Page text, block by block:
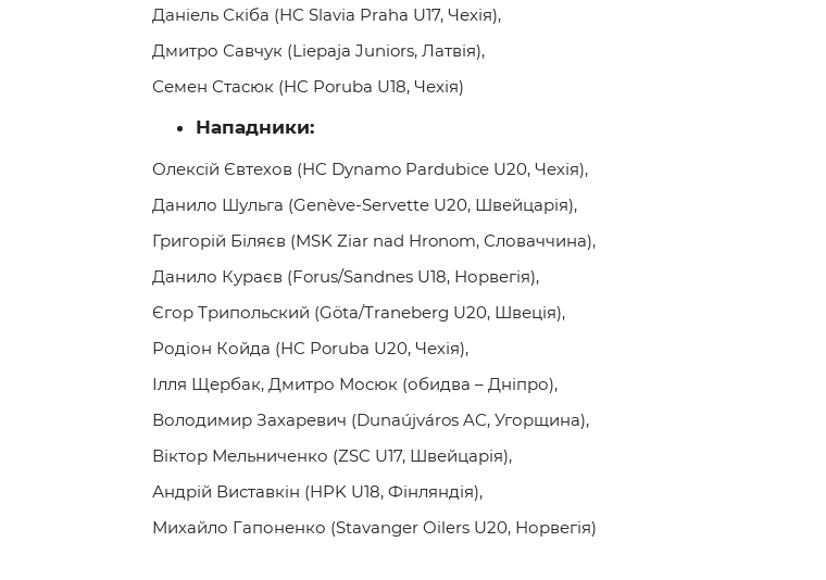
Даніель Скіба (HC Slavia Praha U17, Чехія),
Дмитро Савчук (Liepaja Juniors, Латвія),
Семен Стасюк (HC Poruba U18, Чехія)
Нападники:
Олексій Євтехов (HC Dynamo Pardubice U20, Чехія),
Данило Шульга (Genève-Servette U20, Швейцарія),
Григорій Біляєв (MSK Ziar nad Hronom, Словаччина),
Данило Кураєв (Forus/Sandnes U18, Норвегія),
Єгор Трипольский (Göta/Traneberg U20, Швеція),
Родіон Койда (HC Poruba U20, Чехія),
Ілля Щербак, Дмитро Мосюк (обидва – Дніпро),
Володимир Захаревич (Dunaújváros AC, Угорщина),
Віктор Мельниченко (ZSC U17, Швейцарія),
Андрій Виставкін (HPK U18, Фінляндія),
Михайло Гапоненко (Stavanger Oilers U20, Норвегія)